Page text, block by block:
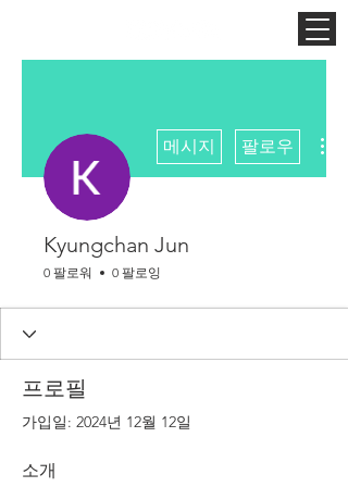
메시지 팔로우
Kyungchan Jun
0 팔로워 0 팔로잉
프로필
가입일: 2024년 12월 12일
소개